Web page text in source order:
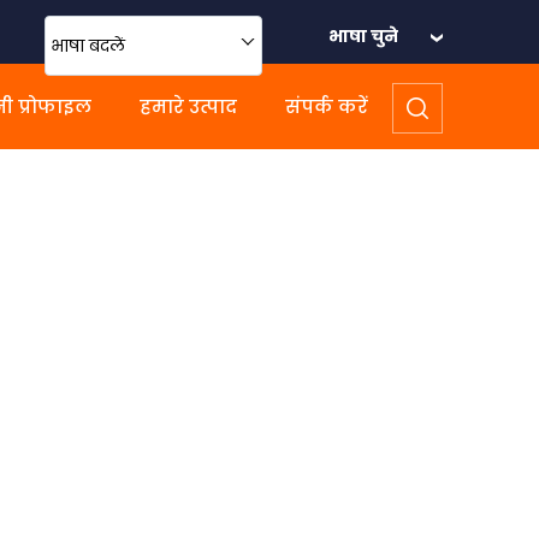
भाषा बदलें भाषा चुने
प्रोफाइल हमारे उत्पाद संपर्क करें